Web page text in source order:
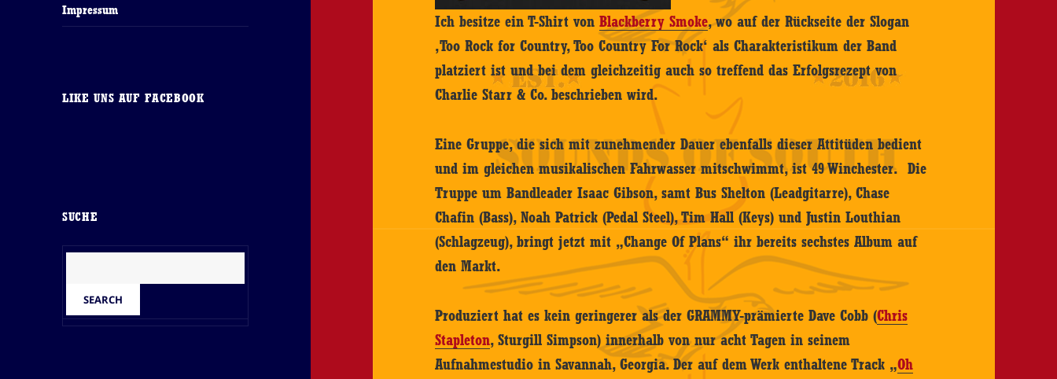
Impressum
LIKE UNS AUF FACEBOOK
SUCHE
Ich besitze ein T-Shirt vonBlackberry Smoke, wo auf der Rückseite der Slogan
‚Too Rock for Country, Too Country For Rock‘ als Charakteristikum der Band
platziert ist und bei dem gleichzeitig auch so treffend das Erfolgsrezept von
Charlie Starr & Co. beschrieben wird.
Eine Gruppe, die sich mit zunehmender Dauer ebenfalls dieser Attitüden bedient
und im gleichen musikalischen Fahrwasser mitschwimmt, ist 49 Winchester. Die
Truppe um Bandleader Isaac Gibson, samt Bus Shelton (Leadgitarre), Chase
Chafin (Bass), Noah Patrick (Pedal Steel), Tim Hall (Keys) und Justin Louthian
(Schlagzeug), bringt jetzt mit „Change Of Plans“ ihr bereits sechstes Album auf
den Markt.
Produziert hat es kein geringerer als der GRAMMY-prämierte Dave Cobb (Chris
Stapleton, Sturgill Simpson) innerhalb von nur acht Tagen in seinem
Aufnahmestudio in Savannah, Georgia. Der auf dem Werk enthaltene Track „Oh